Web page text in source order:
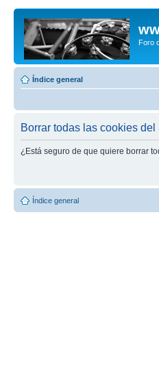
Foro
Índice general
Borrar todas las cookies del
¿Está seguro de que quiere borrar
Índice general